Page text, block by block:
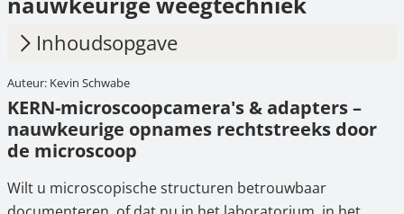
Inhoudsopgave
1. KERN-microscoopcamera's & adapters –
nauwkeurige opnames rechtstreeks door de
microscoop
toepassing?
Auteur: Kevin Schwabe
KERN-microscoopcamera's & adapters –
nauwkeurige opnames rechtstreeks door
de microscoop
Wilt u microscopische structuren betrouwbaar